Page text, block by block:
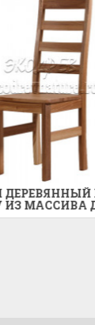
ПОД
ДУБА №4